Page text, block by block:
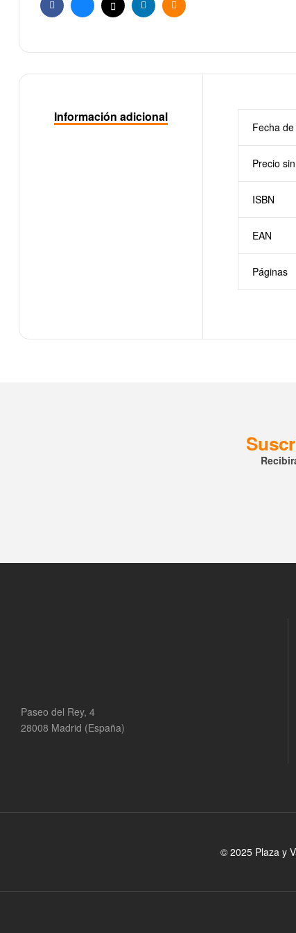
FacebookBlueskyX LinkedinEmail
Información adicional
Fecha
Precio
ISBN
EAN
Páginas
Paseo del Rey, 4
28008 Madrid (España)
© 2025 Plaza y